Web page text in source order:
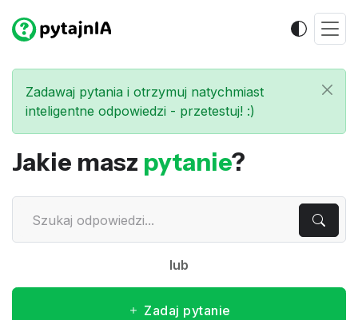
Zadawaj pytania i otrzymuj natychmiast
inteligentne odpowiedzi - przetestuj! :)
Jakie masz pytanie?
lub
Zadaj pytanie